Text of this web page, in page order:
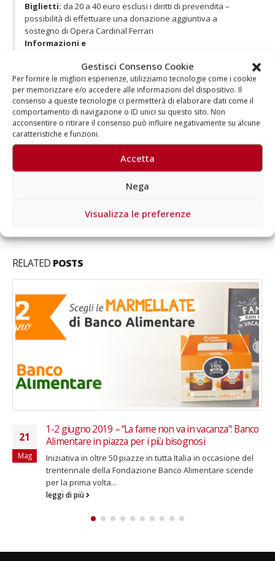
Gestisci Consenso Cookie
Per fornire le migliori esperienze, utilizziamo tecnologie come i cookie
per memorizzare e/o accedere alle informazioni del dispositivo. Il
consenso a queste tecnologie ci permetterà di elaborare dati come il
comportamento di navigazione o ID unici su questo sito. Non
acconsentire o ritirare il consenso può influire negativamente su alcune
caratteristiche e funzioni.
Accetta
Nega
Visualizza le preferenze
Biglietti: da 20 a 40 euro esclusi i diritti di prevendita –
possibilità di effettuare una donazione aggiuntiva a
sostegno di Opera Cardinal Ferrari
Informazioni e
Opera Cardinal Ferrari: clicca qui
Autore
RELATED POSTS
1-2 giugno 2019 – “La fame non va in vacanza”: Banco
Alimentare in piazza per i più bisognosi
Iniziativa in oltre 50 piazze in tutta Italia in occasione del
trentennale della Fondazione Banco Alimentare scende
per la prima volta...
04
Dic